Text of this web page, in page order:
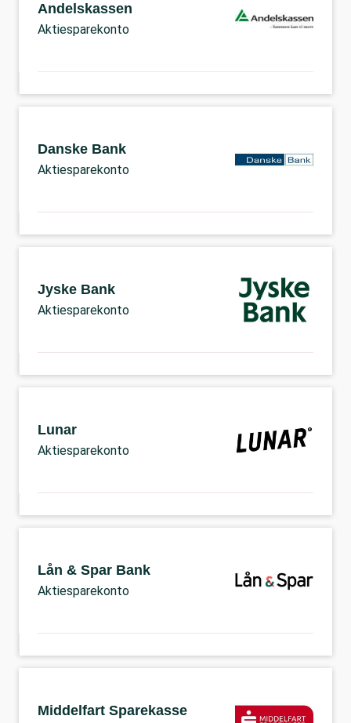
Andelskassen
Aktiesparekonto
Danske Bank
Aktiesparekonto
Jyske Bank
Aktiesparekonto
Lunar
Aktiesparekonto
Lån & Spar Bank
Aktiesparekonto
Middelfart Sparekasse